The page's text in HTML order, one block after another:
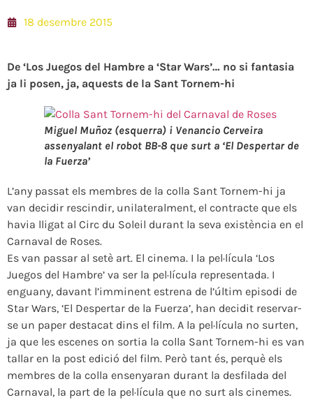
18 desembre 2015
De ‘Los Juegos del Hambre a ‘Star Wars’… no si fantasia
ja li posen, ja, aquests de la Sant Tornem-hi
Miguel Muñoz (esquerra) i Venancio Cerveira
assenyalant el robot BB-8 que surt a ‘El Despertar de
la Fuerza’
L’any passat els membres de la colla Sant Tornem-hi ja
van decidir rescindir, unilateralment, el contracte que els
havia lligat al Circ du Soleil durant la seva existència en el
Carnaval de Roses.
Es van passar al setè art. El cinema. I la pel·lícula ‘Los
Juegos del Hambre’ va ser la pel·lícula representada. I
enguany, davant l’imminent estrena de l’últim episodi de
Star Wars, ‘El Despertar de la Fuerza’, han decidit reservar-
se un paper destacat dins el film. A la pel·lícula no surten,
ja que les escenes on sortia la colla Sant Tornem-hi es van
tallar en la post edició del film. Però tant és, perquè els
membres de la colla ensenyaran durant la desfilada del
Carnaval, la part de la pel·lícula que no surt als cinemes.